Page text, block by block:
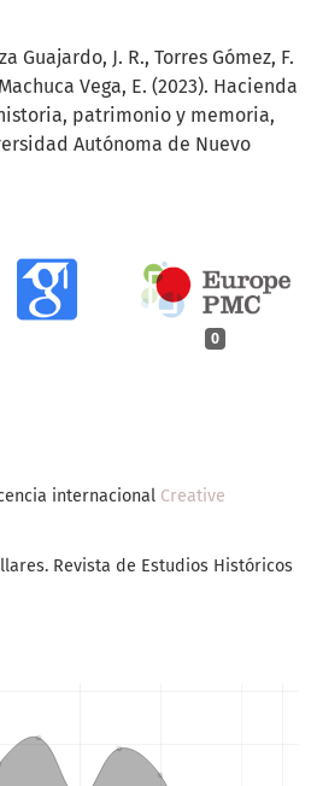
0
Guajardo, J. R., Torres Gómez, F.
Vega, E. (2023). Hacienda
patrimonio y memoria,
Autónoma de Nuevo
internacional Creative
Revista de Estudios Históricos